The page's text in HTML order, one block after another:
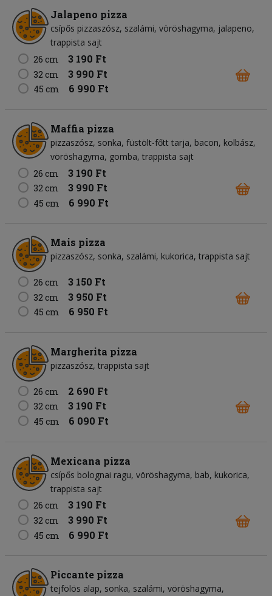
Jalapeno pizza
csípős pizzaszósz szalámi vöröshagyma jalapeno
trappista sajt
26 cm
3 190 Ft
32 cm 3 990 Ft
45 cm 6 990 Ft
Maffia pizza
pizzaszósz sonka füstölt-főtt tarja bacon kolbász
vöröshagyma gomba trappista sajt
26 cm
3 190 Ft
32 cm 3 990 Ft
45 cm 6 990 Ft
Mais pizza
pizzaszósz sonka szalámi kukorica trappista sajt
26 cm 3 150 Ft
32 cm 3 950 Ft
45 cm 6 950 Ft
Margherita pizza
pizzaszósz trappista sajt
26 cm 2 690 Ft
32 cm 3 190 Ft
45 cm 6 090 Ft
Mexicana pizza
csípős bolognai ragu vöröshagyma bab kukorica
trappista sajt
26 cm
3 190 Ft
32 cm 3 990 Ft
45 cm 6 990 Ft
Piccante pizza
tejfölös alap sonka szalámi vöröshagyma